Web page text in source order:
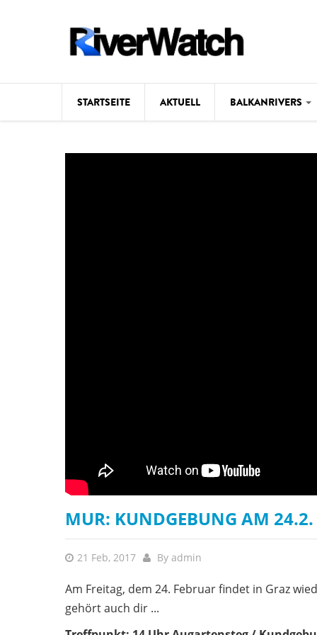
STARTSEITE AKTUELL BALKANRIVERS
MUR: KUNDGEBUNG AM 24.2.
21 Feb, 2017 By admin
Am Freitag, dem 24. Februar findet in Graz
gehört auch dir ...